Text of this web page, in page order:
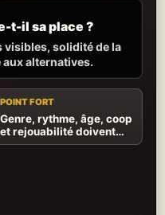
t-il sa place ?
visibles, solidité de la
alternatives.
POINT FORT
Genre, rythme, âge, coop
et rejouabilité doivent
parler au bon joueur.